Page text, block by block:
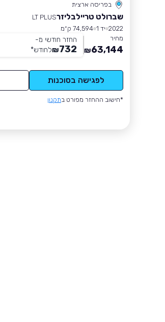
בפריסה ארצית
שברולט טריילבליזרLT PLUS
2022 יד 1
74,594 ק״מ
מחיר
63,144
₪
החזר חודשי מ-
732
₪לחודש*
לפגישה בסוכנות
*חישוב ההחזר מפורט בתקנון